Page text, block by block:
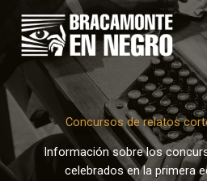
contenido
Concursos de relatos
Información sobre los
celebrados en la primera